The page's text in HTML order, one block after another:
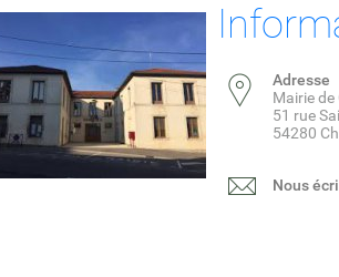
Adresse
Mairie
51 rue
54280
Nous